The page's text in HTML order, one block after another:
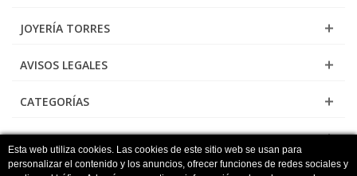
JOYERÍA TORRES
AVISOS LEGALES
CATEGORÍAS
NEWSLETTER
Esta web utiliza cookies. Las cookies de este sitio web se usan para
personalizar el contenido y los anuncios, ofrecer funciones de redes sociales y